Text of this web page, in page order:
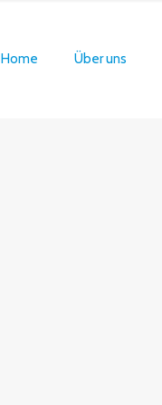
Home Über uns